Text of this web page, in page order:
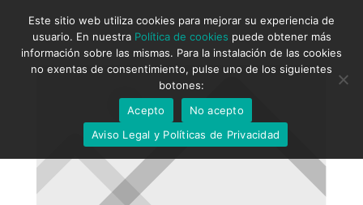
Este sitio web utiliza cookies para mejorar su experiencia de
usuario. En nuestra Política de cookies puede obtener más
información sobre las mismas. Para la instalación de las cookies
no exentas de consentimiento, pulse uno de los siguientes
botones:
Acepto
No acepto
Aviso Legal y Políticas de Privacidad